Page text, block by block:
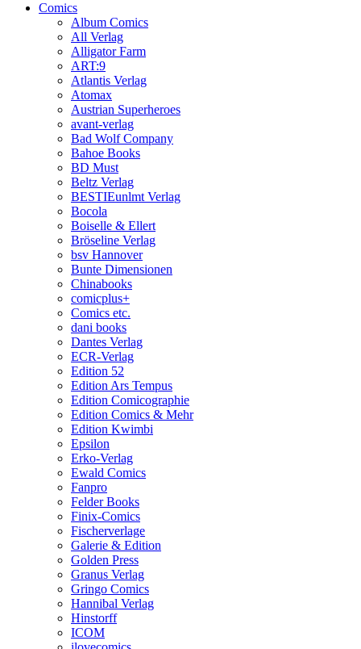
Comics
Album Comics
All Verlag
Alligator Farm
ART:9
Atlantis Verlag
Atomax
Austrian Superheroes
avant-verlag
Bad Wolf Company
Bahoe Books
BD Must
Beltz Verlag
BESTIEunlmt Verlag
Bocola
Boiselle & Ellert
Bröseline Verlag
bsv Hannover
Bunte Dimensionen
Chinabooks
comicplus+
Comics etc.
dani books
Dantes Verlag
ECR-Verlag
Edition 52
Edition Ars Tempus
Edition Comicographie
Edition Comics & Mehr
Edition Kwimbi
Epsilon
Erko-Verlag
Ewald Comics
Fanpro
Felder Books
Finix-Comics
Fischerverlage
Galerie & Edition
Golden Press
Granus Verlag
Gringo Comics
Hannibal Verlag
Hinstorff
ICOM